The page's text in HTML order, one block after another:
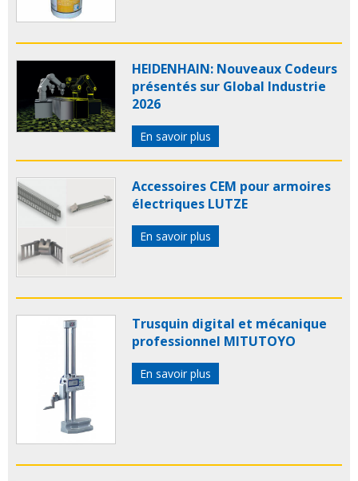
HEIDENHAIN: Nouveaux Codeurs
présentés sur Global Industrie
2026
En savoir plus
Accessoires CEM pour armoires
électriques LUTZE
En savoir plus
Trusquin digital et mécanique
professionnel MITUTOYO
En savoir plus